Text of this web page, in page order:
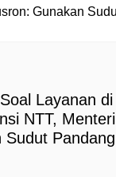
Layanan di
NTT, Menteri
Sudut Pandang